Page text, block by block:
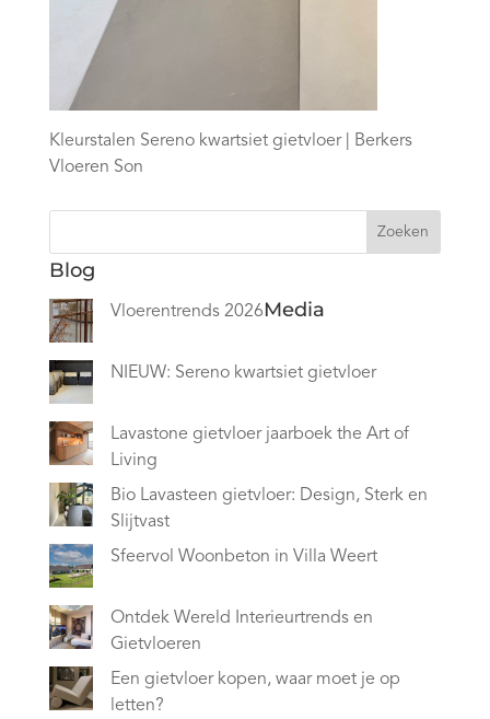
Kleurstalen Sereno kwartsiet gietvloer | Berkers
Vloeren Son
Zoeken
Blog
Vloerentrends 2026
NIEUW: Sereno kwartsiet gietvloer
Lavastone gietvloer jaarboek the Art of
Living
Bio Lavasteen gietvloer: Design, Sterk en
Slijtvast
Sfeervol Woonbeton in Villa Weert
Ontdek Wereld Interieurtrends en
Gietvloeren
Een gietvloer kopen, waar moet je op
letten?
Media